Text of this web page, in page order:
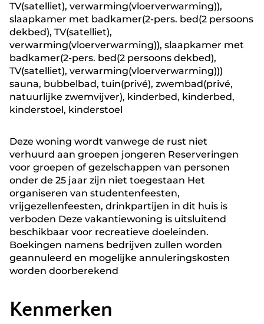
TV(satelliet), verwarming(vloerverwarming)),
slaapkamer met badkamer(2-pers. bed(2 persoons
dekbed), TV(satelliet),
verwarming(vloerverwarming)), slaapkamer met
badkamer(2-pers. bed(2 persoons dekbed),
TV(satelliet), verwarming(vloerverwarming)))
sauna, bubbelbad, tuin(privé), zwembad(privé,
natuurlijke zwemvijver), kinderbed, kinderbed,
kinderstoel, kinderstoel
Deze woning wordt vanwege de rust niet
verhuurd aan groepen jongeren Reserveringen
voor groepen of gezelschappen van personen
onder de 25 jaar zijn niet toegestaan Het
organiseren van studentenfeesten,
vrijgezellenfeesten, drinkpartijen in dit huis is
verboden Deze vakantiewoning is uitsluitend
beschikbaar voor recreatieve doeleinden.
Boekingen namens bedrijven zullen worden
geannuleerd en mogelijke annuleringskosten
worden doorberekend
Kenmerken